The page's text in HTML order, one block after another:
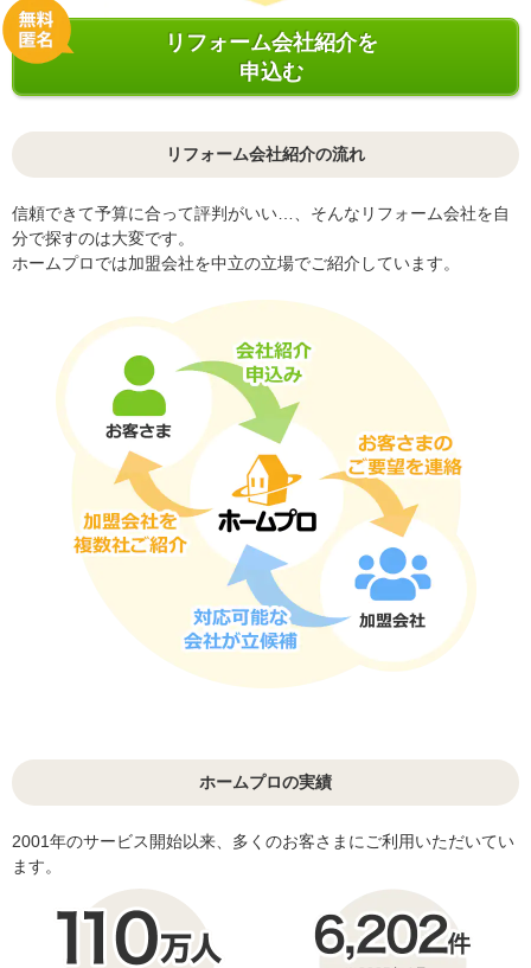
リフォーム会社紹介を
申込む
リフォーム会社紹介の流れ
信頼できて予算に合って評判がいい…、そんなリフォーム会社を自
分で探すのは大変です。
ホームプロでは加盟会社を中立の立場でご紹介しています。
ホームプロの実績
2001年のサービス開始以来、多くのお客さまにご利用いただいてい
ます。